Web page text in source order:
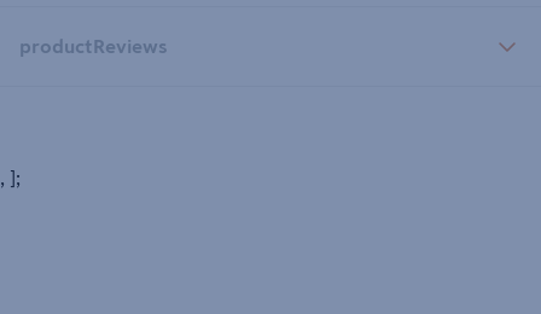
productReviews
, ];